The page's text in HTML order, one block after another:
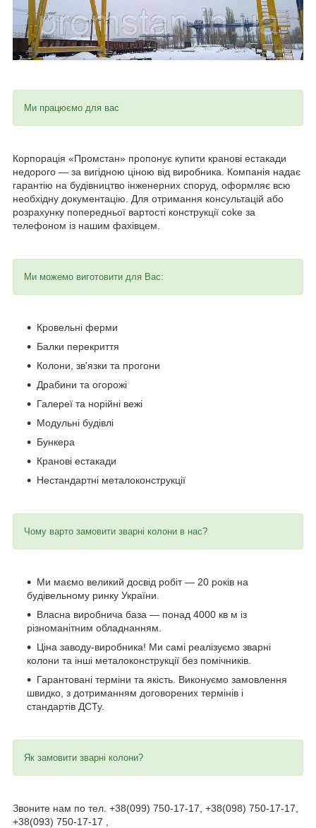
Ми працюємо для вас
Корпорація «Промстан» пропонує купити кранові естакади
недорого — за вигідною ціною від виробника. Компанія надає
гарантію на будівництво інженерних споруд, оформляє всю
необхідну документацію. Для отримання консультацій або
розрахунку попередньої вартості конструкції coke за
телефоном із нашим фахівцем.
Ми можемо виготовити для Вас:
Кровельні ферми
Балки перекриття
Колони, зв'язки та прогони
Драбини та огорожі
Галереї та норійні вежі
Модульні будівлі
Бункера
Кранові естакади
Нестандартні металоконструкції
Чому варто замовити зварні колони в нас?
Ми маємо великий досвід робіт — 20 років на
будівельному ринку України.
Власна виробнича база — понад 4000 кв м із
різноманітним обладнанням.
Ціна заводу-виробника! Ми самі реалізуємо зварні
колони та інші металоконструкції без помічників.
Гарантовані терміни та якість. Виконуємо замовлення
швидко, з дотриманням договорених термінів і
стандартів ДСТу.
Як замовити зварні колони?
Звоните нам по тел. +38(099) 750-17-17, +38(098) 750-17-17,
+38(093) 750-17-17 ,